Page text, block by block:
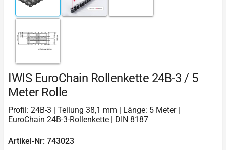
IWIS EuroChain Rollenkette 24B-3 / 5
Meter Rolle
Profil: 24B-3 | Teilung 38,1 mm | Länge: 5 Meter |
EuroChain 24B-3-Rollenkette | DIN 8187
Artikel-Nr: 743023